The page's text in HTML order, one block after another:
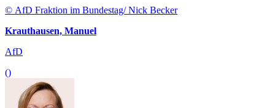
© AfD Fraktion im Bundestag/ Nick Becker
Krauthausen, Manuel
AfD
()